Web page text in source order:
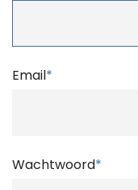
Email*
Wachtwoord*